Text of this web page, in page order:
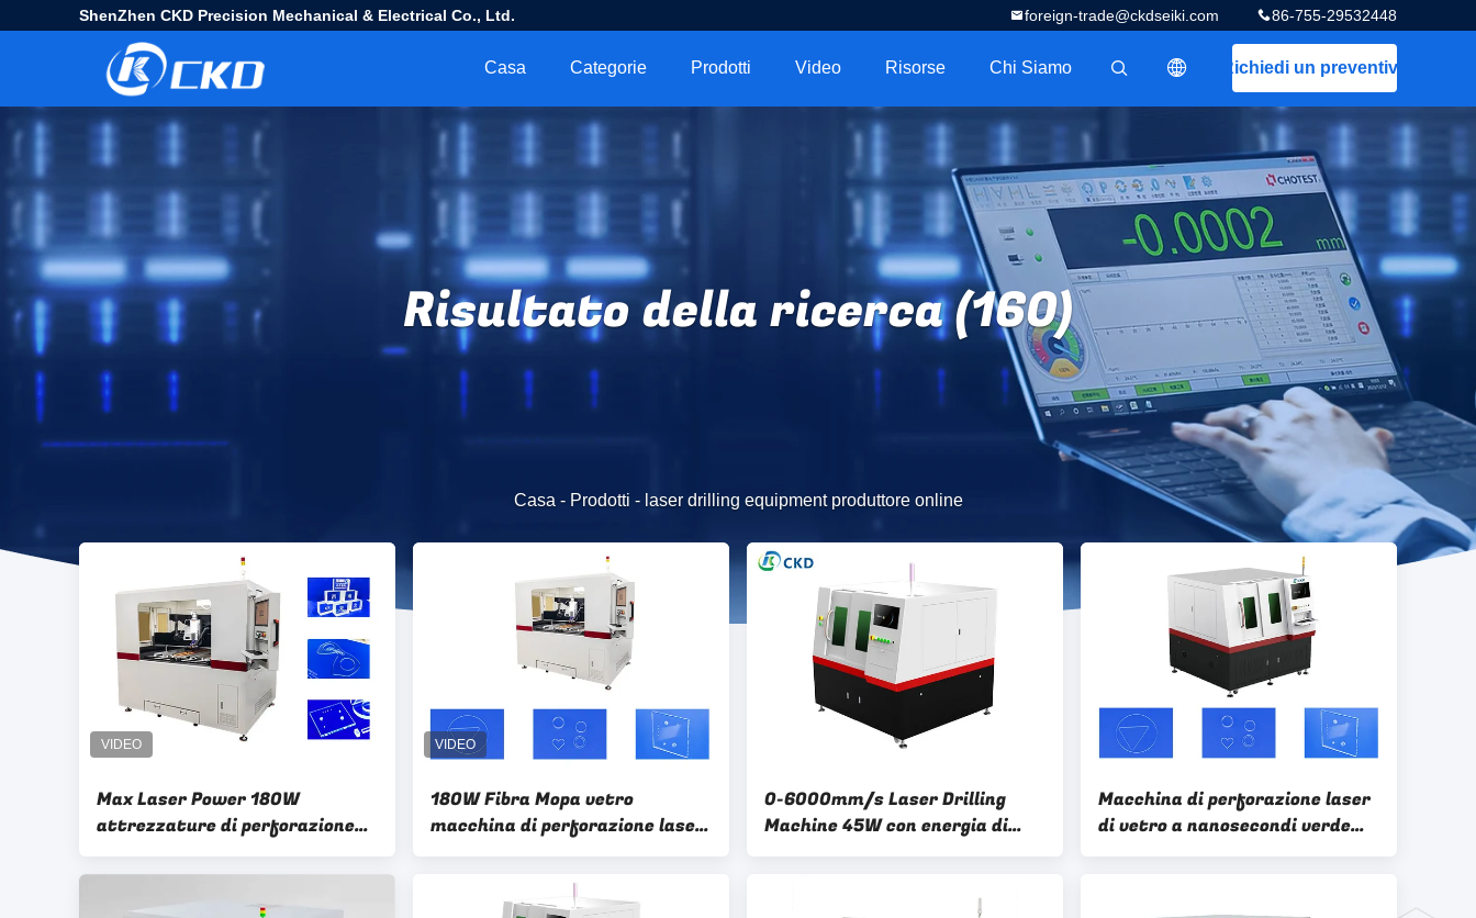
ShenZhen CKD Precision Mechanical & Electrical Co., Ltd. 86-755-29532448
foreign-trade@ckdseiki.com
Richiedi un preventivo
Casa Categorie Prodotti Video Risorse Chi Siamo
Risultato della ricerca (160)
Casa - Prodotti - laser drilling equipment produttore online
Max Laser Power 180W
attrezzature di perforazione
laser per la perforazione
precisa / efficiente
180W Fibra Mopa vetro
macchina di perforazione laser
600 * 900mm Per il taglio di
0-6000mm/s Laser Drilling
Machine 45W con energia di
impulso di 2mJ
Macchina di perforazione laser
di vetro a nanosecondi verde
45W per fabbrica di lavorazione